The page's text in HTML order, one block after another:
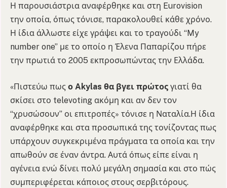
Η παρουσιάστρια αναφέρθηκε και στη Eurovision
την οποία, όπως τόνισε, παρακολουθεί κάθε χρόνο.
Η ίδια άλλωστε είχε γράψει και το τραγούδι “My
number one” με το οποίο η Έλενα Παπαρίζου πήρε
την πρωτιά το 2005 εκπροσωπώντας την Ελλάδα.
«Πιστεύω πως ο Akylas θα βγει πρώτος γιατί θα
σκίσει στο televoting ακόμη και αν δεν τον
“χρυσώσουν” οι επιτροπές» τόνισε η Ναταλία.Η ίδια
αναφέρθηκε και στα προσωπικά της τονίζοντας πως
υπάρχουν συγκεκριμένα πράγματα τα οποία και την
απωθούν σε έναν άντρα. Αυτά όπως είπε είναι η
αγένεια ενώ δίνει πολύ μεγάλη σημασία και στο πώς
συμπεριφέρεται κάποιος στους σερβιτόρους.